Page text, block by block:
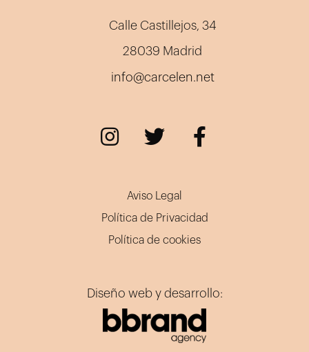
Calle Castillejos, 34
28039 Madrid
info@carcelen.net
Aviso Legal
Política de Privacidad
Política de cookies
Diseño web y desarrollo: